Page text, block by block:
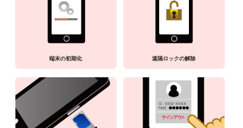
端末の初期化 遠隔ロックの解除